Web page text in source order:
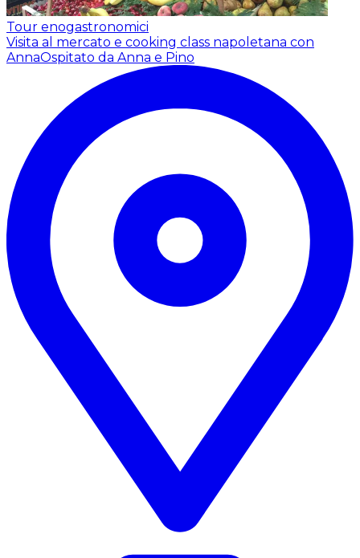
Tour enogastronomici
Visita al mercato e cooking class napoletana con
AnnaOspitato da Anna e Pino